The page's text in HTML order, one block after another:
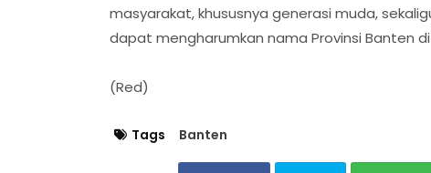
masyarakat, khususnya generasi muda,
dapat mengharumkan nama Provinsi Banten
(Red)
Tags Banten